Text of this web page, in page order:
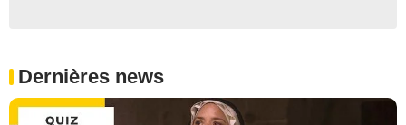
Dernières news